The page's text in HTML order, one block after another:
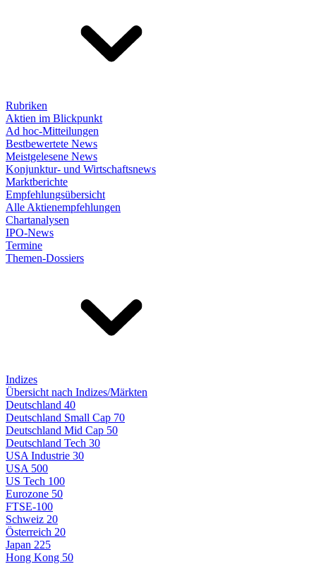
Rubriken
Aktien im Blickpunkt
Ad hoc-Mitteilungen
Bestbewertete News
Meistgelesene News
Konjunktur- und Wirtschaftsnews
Marktberichte
Empfehlungsübersicht
Alle Aktienempfehlungen
Chartanalysen
IPO-News
Termine
Themen-Dossiers
Indizes
Übersicht nach Indizes/Märkten
Deutschland 40
Deutschland Small Cap 70
Deutschland Mid Cap 50
Deutschland Tech 30
USA Industrie 30
USA 500
US Tech 100
Eurozone 50
FTSE-100
Schweiz 20
Österreich 20
Japan 225
Hong Kong 50